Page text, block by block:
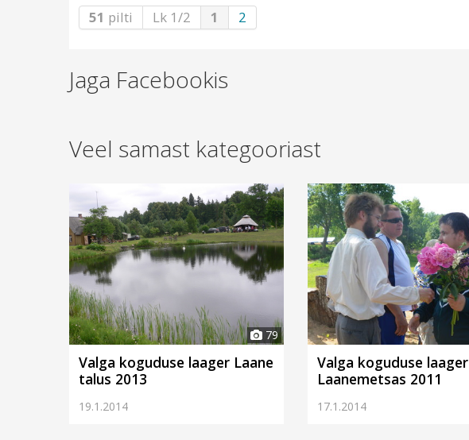
51 pilti Lk 1/2 1 2
Jaga Facebookis
Veel samast kategooriast
79
Valga koguduse laager Laane
talus 2013
19.1.2014
Valga koguduse laager
Laanemetsas 2011
17.1.2014